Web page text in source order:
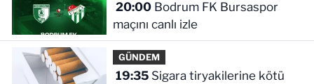
20:00Bodrum FK Bursaspor
maçını canlı izle
GÜNDEM
19:35Sigara tiryakilerine kötü